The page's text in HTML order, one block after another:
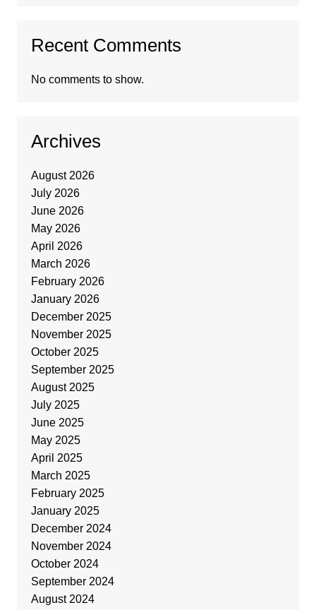
Recent Comments
No comments to show.
Archives
August 2026
July 2026
June 2026
May 2026
April 2026
March 2026
February 2026
January 2026
December 2025
November 2025
October 2025
September 2025
August 2025
July 2025
June 2025
May 2025
April 2025
March 2025
February 2025
January 2025
December 2024
November 2024
October 2024
September 2024
August 2024